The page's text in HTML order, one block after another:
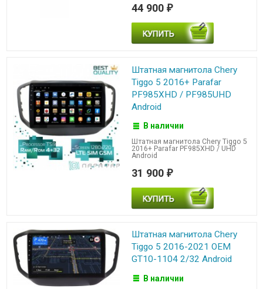
44 900 ₽
Штатная магнитола Chery
Tiggo 5 2016+ Parafar
PF985XHD / PF985UHD
Android
В наличии
Штатная магнитола Chery Tiggo 5
2016+ Parafar PF985XHD / UHD
Android
31 900 ₽
Штатная магнитола Chery
Tiggo 5 2016-2021 OEM
GT10-1104 2/32 Android
В наличии